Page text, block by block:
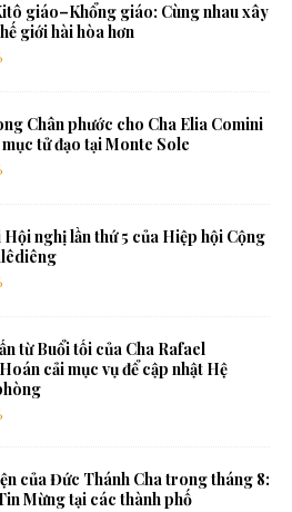
giáo–Khổng giáo: Cùng nhau xây
giới hài hòa hơn
Chân phước cho Cha Elia Comini
tử đạo tại Monte Sole
Hội nghị lần thứ 5 của Hiệp hội Cộng
từ Buổi tối của Cha Rafael
cải mục vụ để cập nhật Hệ
của Đức Thánh Cha trong tháng 8:
Mừng tại các thành phố